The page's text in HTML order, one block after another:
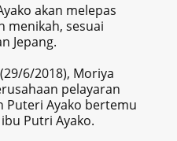
akan melepas
menikah, sesuai
Jepang.
6/2018), Moriya
pelayaran
Puteri Ayako bertemu
Putri Ayako.